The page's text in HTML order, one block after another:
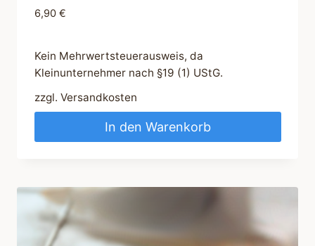
6,90 €
Kein Mehrwertsteuerausweis, da
Kleinunternehmer nach §19 (1) UStG.
zzgl. Versandkosten
In den Warenkorb